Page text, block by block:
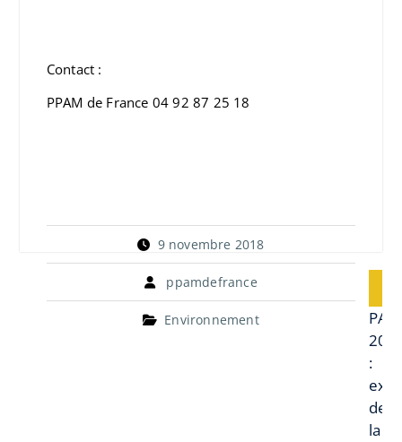
Contact :
PPAM de France 04 92 87 25 18
9 novembre 2018
ppamdefrance
Environnement
post:
PAC
:
de
la